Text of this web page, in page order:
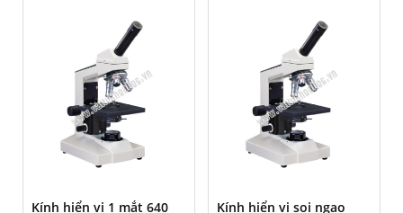
Kính hiển vi 1 mắt 640 Kính hiển vi soi ngao